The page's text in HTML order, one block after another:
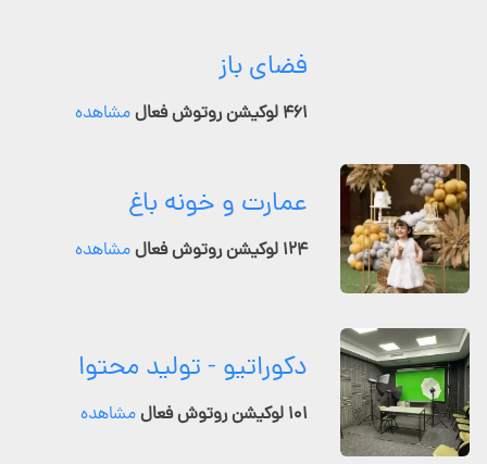
فضای باز
۴۶۱ لوکیشن روتوش فعال مشاهده
عمارت و خونه باغ
۱۲۴ لوکیشن روتوش فعال مشاهده
دکوراتیو - تولید محتوا
۱۰۱ لوکیشن روتوش فعال مشاهده